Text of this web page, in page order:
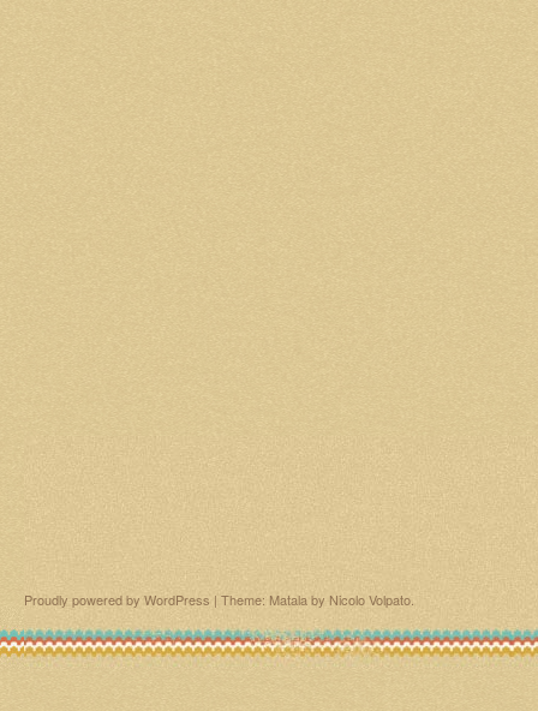
Proudly powered by WordPress | Theme: Matala by Nicolo Volpato